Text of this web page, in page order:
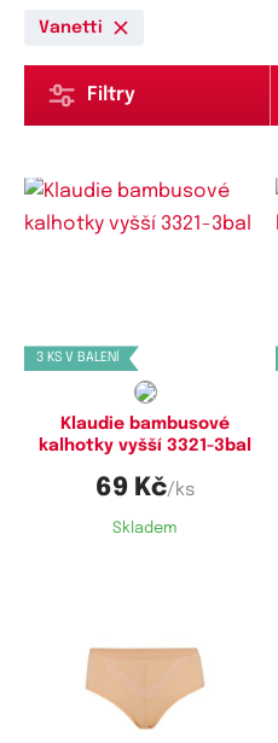
Vanetti
Filtry
3 KS V BALENÍ
Klaudie bambusové
kalhotky vyšší 3321-3bal
69 Kč/ks
Skladem
Dostupné velikosti:
XL,
XXL